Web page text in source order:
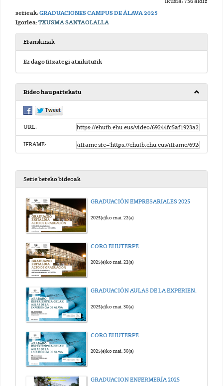
serieak:GRADUACIONES CAMPUS DE ÁLAVA 2025
Igorlea:TXUSMA SANTAOLALLA
Eranskinak
Ez dago fitxategi atxikiturik
Bideo hau partekatu
URL:
IFRAME:
Serie bereko bideoak
GRADUACIÓN EMPRESARIALES 2025
2025(e)ko mai. 22(a)
CORO EHUTERPE
2025(e)ko mai. 22(a)
GRADUACIÓN AULAS DE LA EXPERIENCIA 2025
2025(e)ko mai. 30(a)
CORO EHUTERPE
2025(e)ko mai. 30(a)
GRADUACION ENFERMERÍA 2025